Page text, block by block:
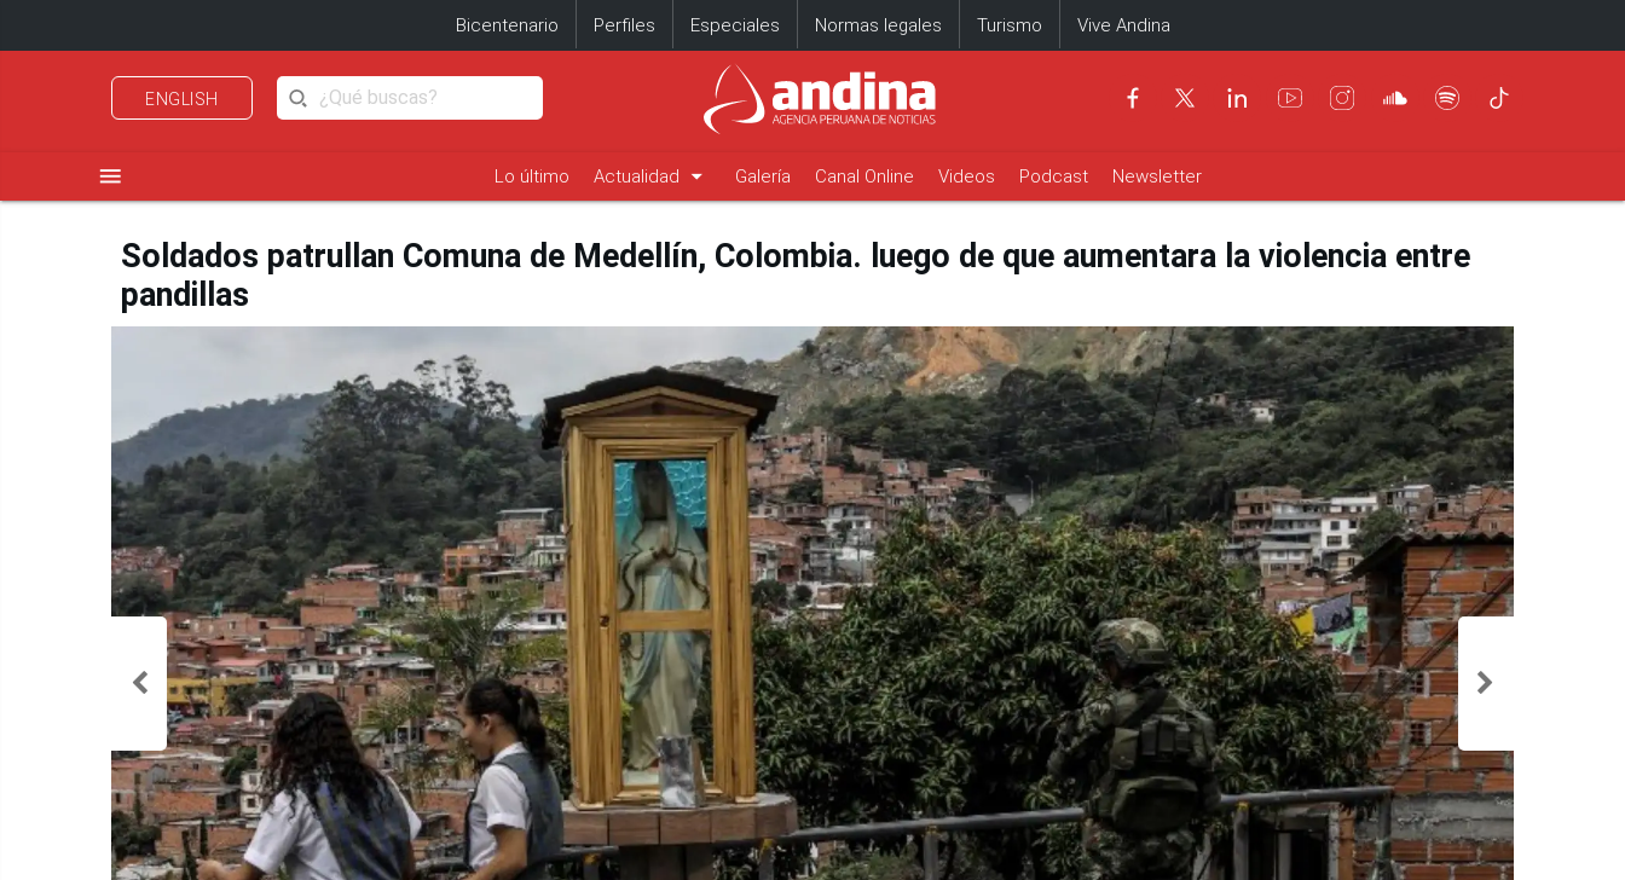
Bicentenario Perfiles Especiales Normas legales Turismo Vive Andina
ENGLISH
menu Lo último Actualidad arrow_drop_down Galería Canal Online Videos Podcast Newsletter
Soldados patrullan Comuna de Medellín, Colombia. luego de que aumentara la violencia entre
pandillas